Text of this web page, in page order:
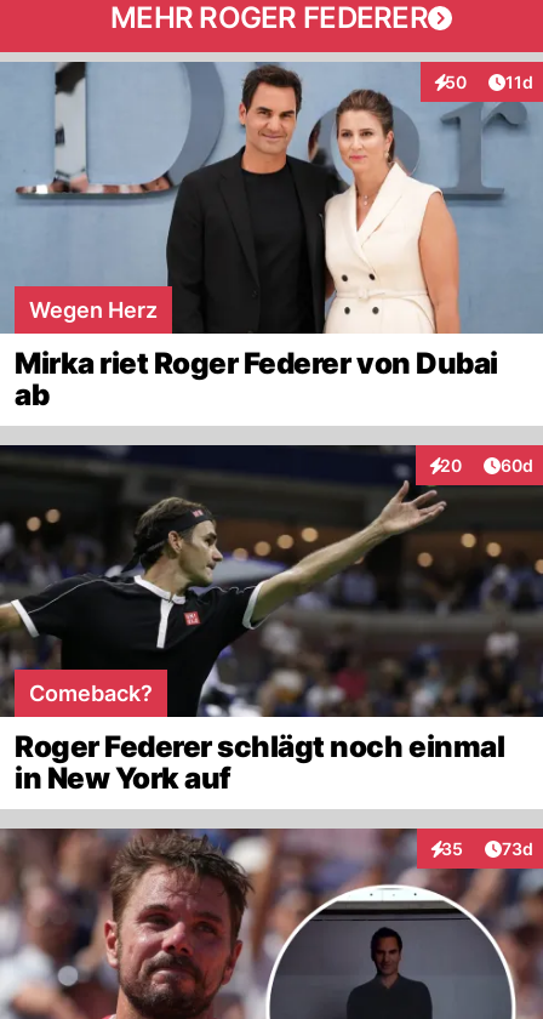
MEHR ROGER FEDERER
50
Interaktionen
11d
Wegen Herz
Mirka riet Roger Federer von Dubai
ab
20
Interaktionen
60d
Comeback?
Roger Federer schlägt noch einmal
in New York auf
35
Interaktionen
73d